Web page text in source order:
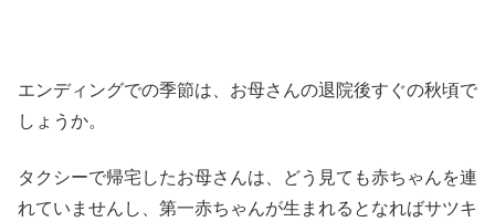
エンディングでの季節は、お母さんの退院後すぐの秋頃で
しょうか。
タクシーで帰宅したお母さんは、どう見ても赤ちゃんを連
れていませんし、第一赤ちゃんが生まれるとなればサツキ